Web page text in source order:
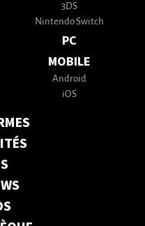
3DS
Nintendo Switch
PC
MOBILE
Android
iOS